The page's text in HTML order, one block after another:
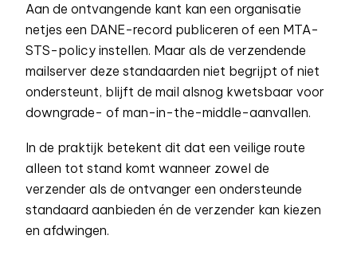
Aan de ontvangende kant kan een organisatie
netjes een DANE-record publiceren of een MTA-
STS-policy instellen. Maar als de verzendende
mailserver deze standaarden niet begrijpt of niet
ondersteunt, blijft de mail alsnog kwetsbaar voor
downgrade- of man-in-the-middle-aanvallen.
In de praktijk betekent dit dat een veilige route
alleen tot stand komt wanneer zowel de
verzender als de ontvanger een ondersteunde
standaard aanbieden én de verzender kan kiezen
en afdwingen.